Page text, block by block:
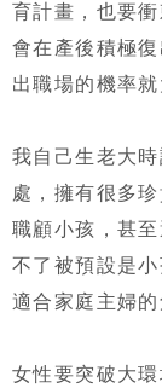
育計畫，也要
會在產後積極
出職場的機率就
我自己生老大
處，擁有很多
職顧小孩，甚
不了被預設是
適合家庭主婦的
女性要突破大